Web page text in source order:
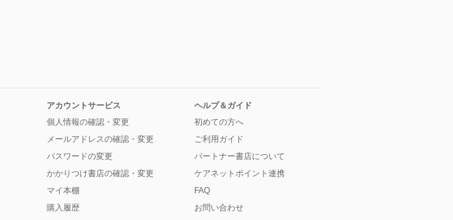
アカウントサービス
個人情報の確認・変更
メールアドレスの確認・変更
パスワードの変更
かかりつけ書店の確認・変更
マイ本棚
購入履歴
ヘルプ＆ガイド
初めての方へ
ご利用ガイド
パートナー書店について
ケアネットポイント連携
FAQ
お問い合わせ